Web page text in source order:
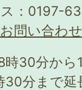
ス：0197-
問い合わ
時30分か
30分まで